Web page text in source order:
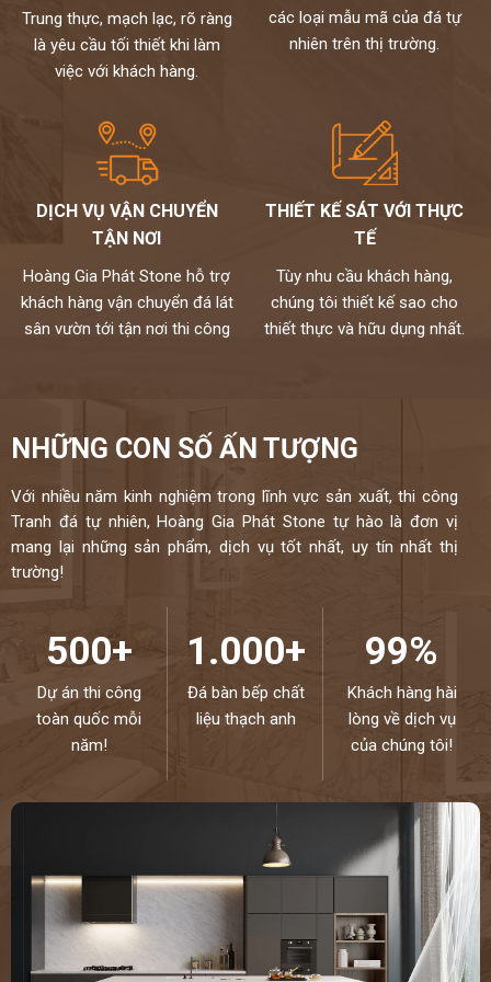
đến tay người tiêu dùng
Chất lượng,thi công chuyên nghiệp,đội ngũ thợ tay nghề cao đã
được tuyển chọn.
ngấm..quý khách sẽ được bảo dưỡng định kỳ 6 tháng một lần và khi
có vấn đề gì sẽ có bộ phận kỹ thuật đến xử lí cho khách hàng trong
vòng 24h,tất cả thành phẩm của chúng tôi sẽ được lưu bảo hành
Đá cao cấp Hoàng Gia Phát tự hào là đơn vị
NỀM TIN CỦA KHÁCH LÀ HẠNH PHÚC CỦA CHÚNG TÔI - HÂN
HẠNH
ĐƯỢC PHỤC VỤ QUÝ KHÁCH
Trung thực, mạch lạc, rõ ràng
là yêu cầu tối thiết khi làm
việc với khách hàng.
các loại mẫu mã của đá tự
nhiên trên thị trường.
DỊCH VỤ VẬN CHUYỂN
TẬN NƠI
Hoàng Gia Phát Stone hỗ trợ
khách hàng vận chuyển đá lát
sân vườn tới tận nơi thi công
THIẾT KẾ SÁT VỚI THỰC
TẾ
Tùy nhu cầu khách hàng,
chúng tôi thiết kế sao cho
thiết thực và hữu dụng nhất.
NHỮNG CON SỐ ẤN TƯỢNG
Với nhiều năm kinh nghiệm trong lĩnh vực sản xuất, thi công
Tranh đá tự nhiên, Hoàng Gia Phát Stone tự hào là đơn vị
mang lại những sản phẩm, dịch vụ tốt nhất, uy tín nhất thị
trường!
500+
Dự án thi công
toàn quốc mỗi
năm!
1.000+
Đá bàn bếp chất
liệu thạch anh
99%
Khách hàng hài
lòng về dịch vụ
của chúng tôi!